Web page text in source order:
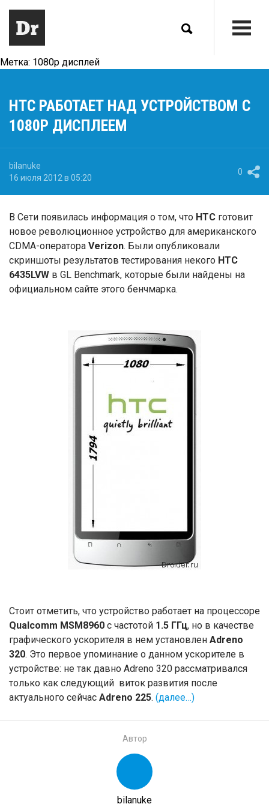
Метка: 1080p дисплей
HTC РАБОТАЕТ НАД УСТРОЙСТВОМ С
1080P ДИСПЛЕЕМ
bilanuke
16 июля 2012 в 05:20
0
В Сети появилась информация о том, что HTC готовит
новое революционное устройство для американского
CDMA-оператора Verizon. Были опубликовали
скриншоты результатов тестирования некого HTC
6435LVW в GL Benchmark, которые были найдены на
официальном сайте этого бенчмарка.
Стоит отметить, что устройство работает на процессоре
Qualcomm MSM8960 с частотой 1.5 ГГц, но в качестве
графического ускорителя в нем установлен Adreno
320. Это первое упоминание о данном ускорителе в
устройстве: не так давно Adreno 320 рассматривался
только как следующий виток развития после
актуального сейчас Adreno 225. (далее…)
Автор
bilanuke